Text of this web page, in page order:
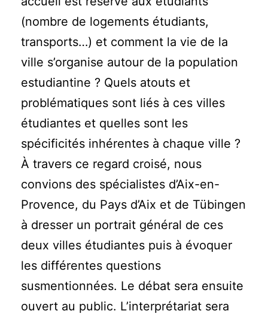
(nombre de logements étudiants,
transports…) et comment la vie de la
ville s’organise autour de la population
estudiantine ? Quels atouts et
problématiques sont liés à ces villes
étudiantes et quelles sont les
spécificités inhérentes à chaque ville ?
À travers ce regard croisé, nous
convions des spécialistes d’Aix-en-
Provence, du Pays d’Aix et de Tübingen
à dresser un portrait général de ces
deux villes étudiantes puis à évoquer
les différentes questions
susmentionnées. Le débat sera ensuite
ouvert au public. L’interprétariat sera